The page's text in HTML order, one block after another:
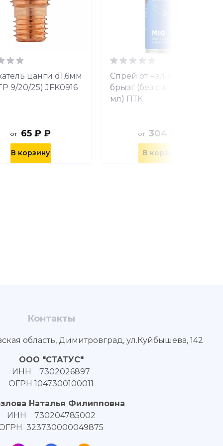
цанги d1,6мм
9/20/25) JFK0916
от 65 ₽ ₽
В корзину
Спрей от налипания
брызг (без силикона 520
мл) ПТК
от 304 ₽ ₽
В корзину
Контакты
область, Димитровград, ул.Куйбышева, 142
ООО "СТАТУС"
ИНН 7302026897
ОГРН 1047300100011
Наталья Филипповна
ИНН 730204785002
323730000049875